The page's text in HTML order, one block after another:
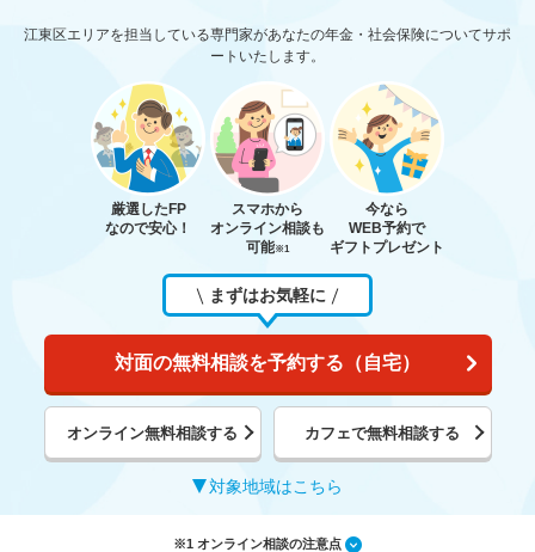
江東区エリアを担当している専門家があなたの年金・社会保険についてサポ
ートいたします。
厳選したFP
なので安心！
スマホから
オンライン相談も
可能※1
今なら
WEB予約で
ギフトプレゼント
まずはお気軽に
対面の無料相談を予約する（自宅）
オンライン無料相談する カフェで無料相談する
対象地域はこちら
※1 オンライン相談の注意点